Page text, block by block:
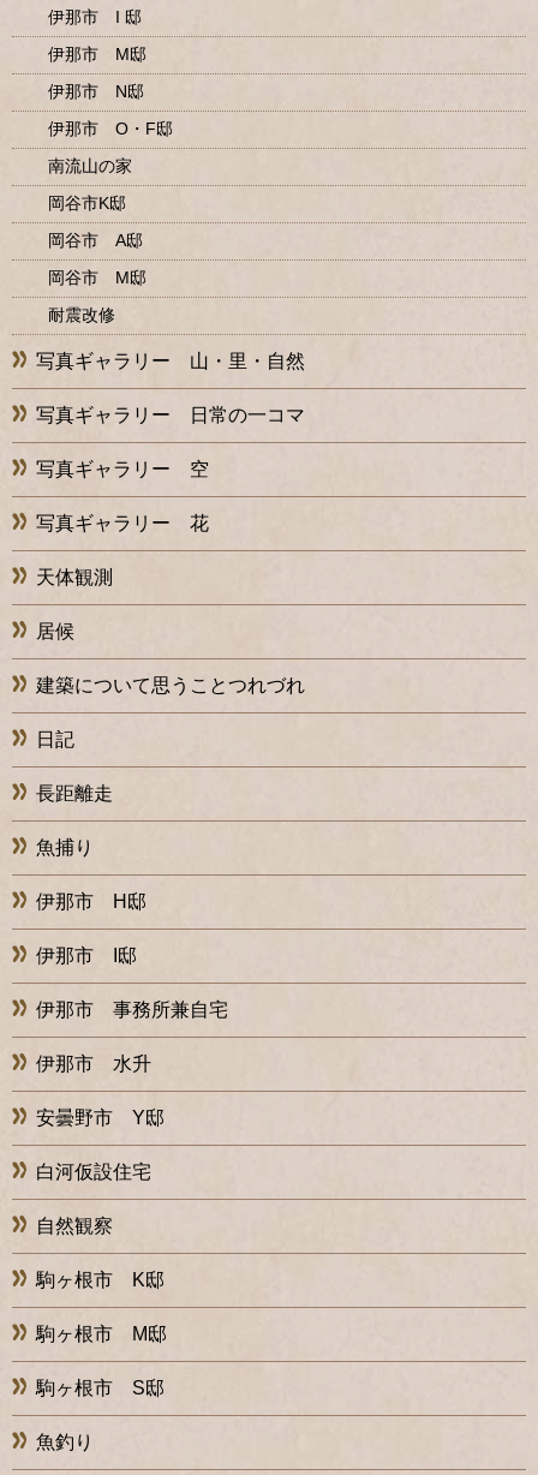
伊那市 I 邸
伊那市 M邸
伊那市 N邸
伊那市 O・F邸
南流山の家
岡谷市K邸
岡谷市 A邸
岡谷市 M邸
耐震改修
写真ギャラリー 山・里・自然
写真ギャラリー 日常の一コマ
写真ギャラリー 空
写真ギャラリー 花
天体観測
居候
建築について思うことつれづれ
日記
長距離走
魚捕り
伊那市 H邸
伊那市 I邸
伊那市 事務所兼自宅
伊那市 水升
安曇野市 Y邸
白河仮設住宅
自然観察
駒ヶ根市 K邸
駒ヶ根市 M邸
駒ヶ根市 S邸
魚釣り